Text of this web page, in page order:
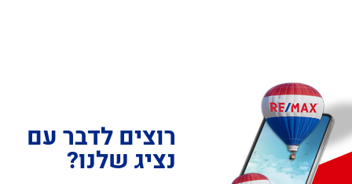
רוצים לדבר עם
נציג שלנו?